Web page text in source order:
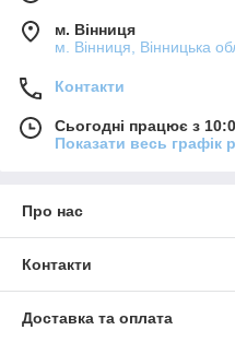
м. Вінниця
м. Вінниця, Вінницька
Контакти
Сьогодні працює з
Показати весь графік
Про нас
Контакти
Доставка та оплата